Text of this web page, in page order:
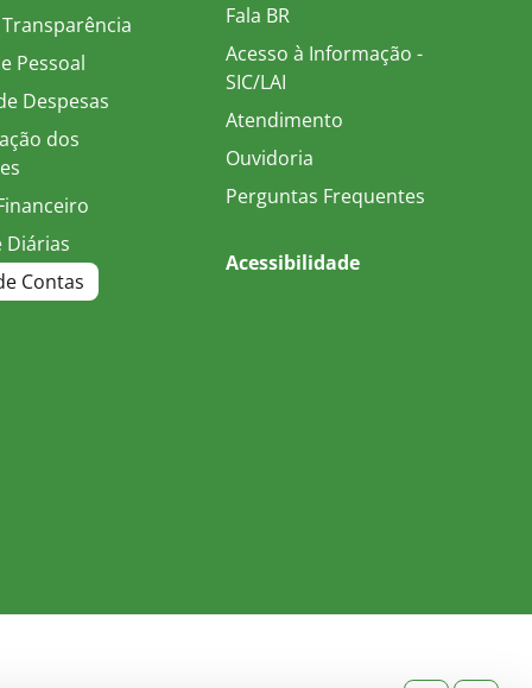
Pessoal
Despesas
dos
Diárias
Contas
Fala BR
Acesso à Informação -
SIC/LAI
Atendimento
Ouvidoria
Perguntas Frequentes
Acessibilidade